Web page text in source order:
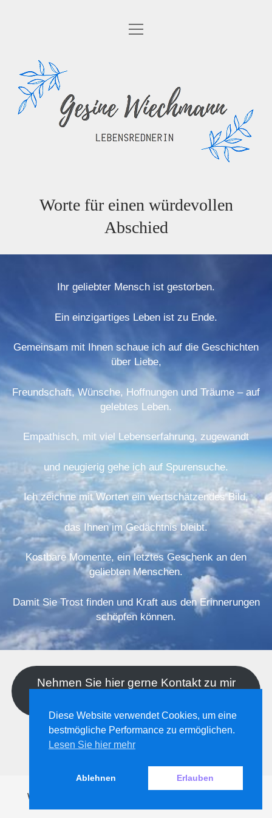
STARTSEITE
Menü
öffnen
AUSBILDUNG
KONTAKT
IMPRESSUM
Menü
öffnen
Lebensrednerin
Worte für einen würdevollen
Abschied
Ihr geliebter Mensch ist gestorben.
Ein einzigartiges Leben ist zu Ende.
Gemeinsam mit Ihnen schaue ich auf die Geschichten
über Liebe,
Freundschaft, Wünsche, Hoffnungen und Träume – auf
gelebtes Leben.
Empathisch, mit viel Lebenserfahrung, zugewandt
und neugierig gehe ich auf Spurensuche.
Ich zeichne mit Worten ein wertschätzendes Bild,
das Ihnen im Gedächtnis bleibt.
Kostbare Momente, ein letztes Geschenk an den
geliebten Menschen.
Damit Sie Trost finden und Kraft aus den Erinnerungen
schöpfen können.
Nehmen Sie hier gerne Kontakt zu mir
WordPress-Theme Chosen
Diese Website verwendet Cookies, um eine
bestmögliche Performance zu ermöglichen.
Lesen Sie hier mehr
Ablehnen Erlauben